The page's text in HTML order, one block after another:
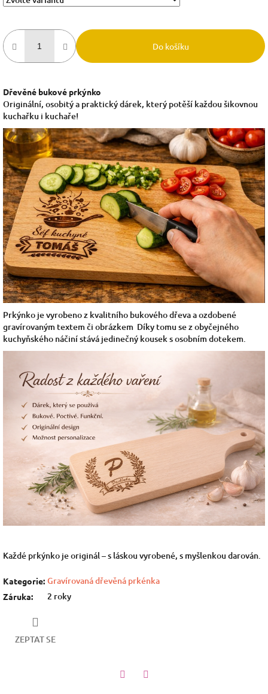
Do košíku
Dřevěné bukové prkýnko
Originální, osobitý a praktický dárek, který potěší každou šikovnou
kuchařku i kuchaře!
Prkýnko je vyrobeno z kvalitního bukového dřeva a ozdobené
gravírovaným textem či obrázkem Díky tomu se z obyčejného
kuchyňského náčiní stává jedinečný kousek s osobním dotekem.
Každé prkýnko je originál – s láskou vyrobené, s myšlenkou darován.
Kategorie: Gravírovaná dřevěná prkénka
Záruka: 2 roky
ZEPTAT SE